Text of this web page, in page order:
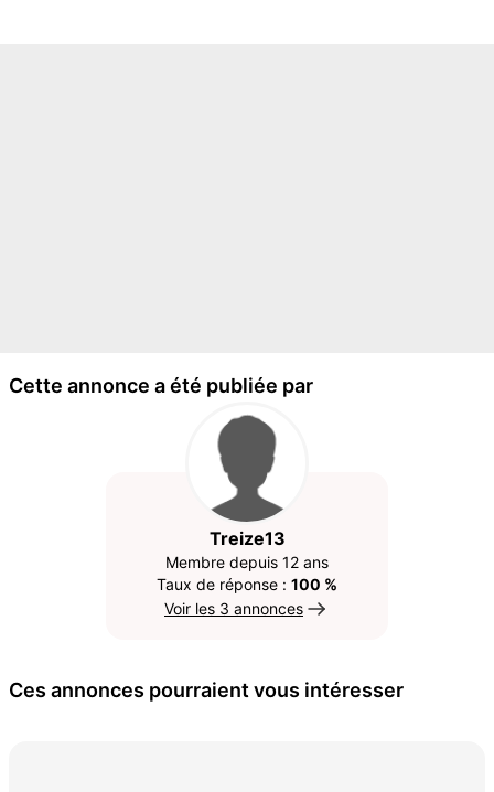
Cette annonce a été publiée par
Treize13
Membre depuis 12 ans
Taux de réponse : 100 %
Voir les 3 annonces
Ces annonces pourraient vous intéresser